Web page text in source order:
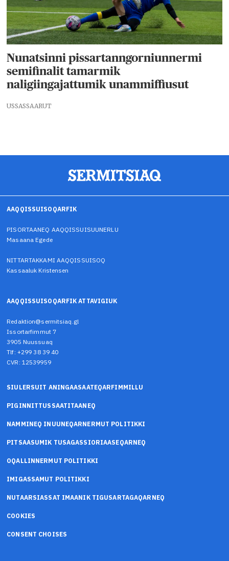
Nunatsinni pissartanngorniunnermi
semifinalit tamarmik
naligiingajattumik unammiffiusut
USSASSAARUT
AAQQISSUISOQARFIK
PISORTAANEQ AAQQISSUISUUNERLU
Masaana Egede
NITTARTAKKAMI AAQQISSUISOQ
Kassaaluk Kristensen
AAQQISSUISOQARFIK ATTAVIGIUK
Redaktion@sermitsiaq.gl
Issortarfimmut 7
3905 Nuussuaq
Tlf: +299 38 39 40
CVR: 12539959
SIULERSUIT ANINGAASAATEQARFIMMILLU
PIGINNITTUSSAATITAANEQ
NAMMINEQ INUUNEQARNERMUT POLITIKKI
PITSAASUMIK TUSAGASSIORIAASEQARNEQ
OQALLINNERMUT POLITIKKI
IMIGASSAMUT POLITIKKI
NUTAARSIASSAT IMAANIK TIGUSARTAGAQARNEQ
COOKIES
CONSENT CHOISES